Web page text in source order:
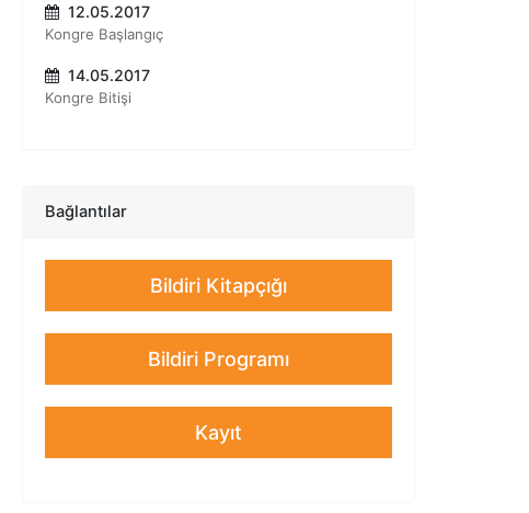
Prof. Dr. Ahmet Çelikkol
"Egzersiz ve Pozitif Ruh Sağlığı "
Dr. Tuğba Sarı
12.05.2017
Kongre Başlangıç
14.05.2017
Kongre Bitişi
Bağlantılar
Bildiri Kitapçığı
Bildiri Programı
Kayıt